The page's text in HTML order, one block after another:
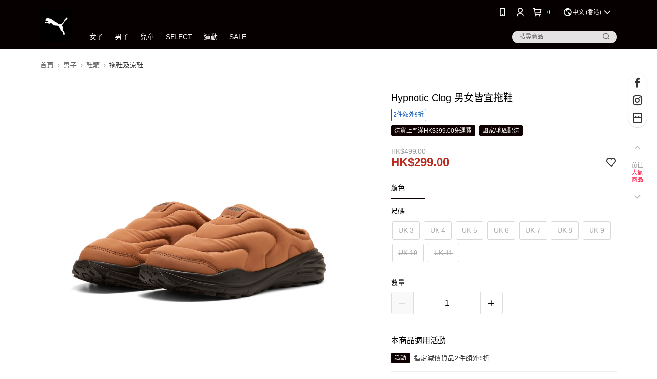
0 中文 (香港)
女子 男子 兒童 SELECT 運動 SALE
首頁 男子 鞋類 拖鞋及涼鞋
Hypnotic Clog 男女皆宜拖鞋
2件額外9折
送貨上門滿HK$399.00免運費 國家/地區配送
HK$499.00
HK$299.00
顏色
尺碼
UK 3 UK 4 UK 5 UK 6 UK 7 UK 8 UK 9
UK 10 UK 11
數量
本商品適用活動
活動 指定減價貨品2件額外9折
前往
人氣
商品